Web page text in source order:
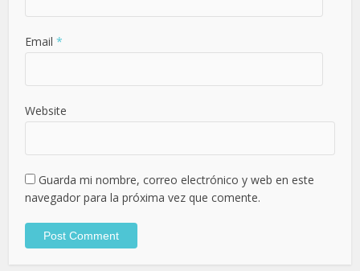
Email *
Website
Guarda mi nombre, correo electrónico y web en este
navegador para la próxima vez que comente.